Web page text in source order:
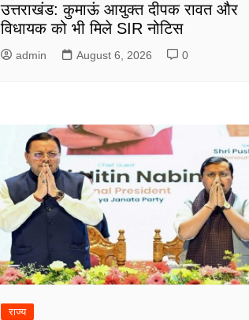
उत्तराखंड: कुमाऊं आयुक्त दीपक रावत और
विधायक को भी मिले SIR नोटिस
admin August 6, 2026 0
राज्य